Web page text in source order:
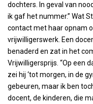
dochters. In geval van
ik gaf het nummer.” Wat
contact met haar opnam
vrijwilligerswerk. Een
benaderd en zat in het
Vrijwilligersprijs. “Op een
zei hij ‘tot morgen, in de
gebeuren, maar ik ben
docent, de kinderen, die